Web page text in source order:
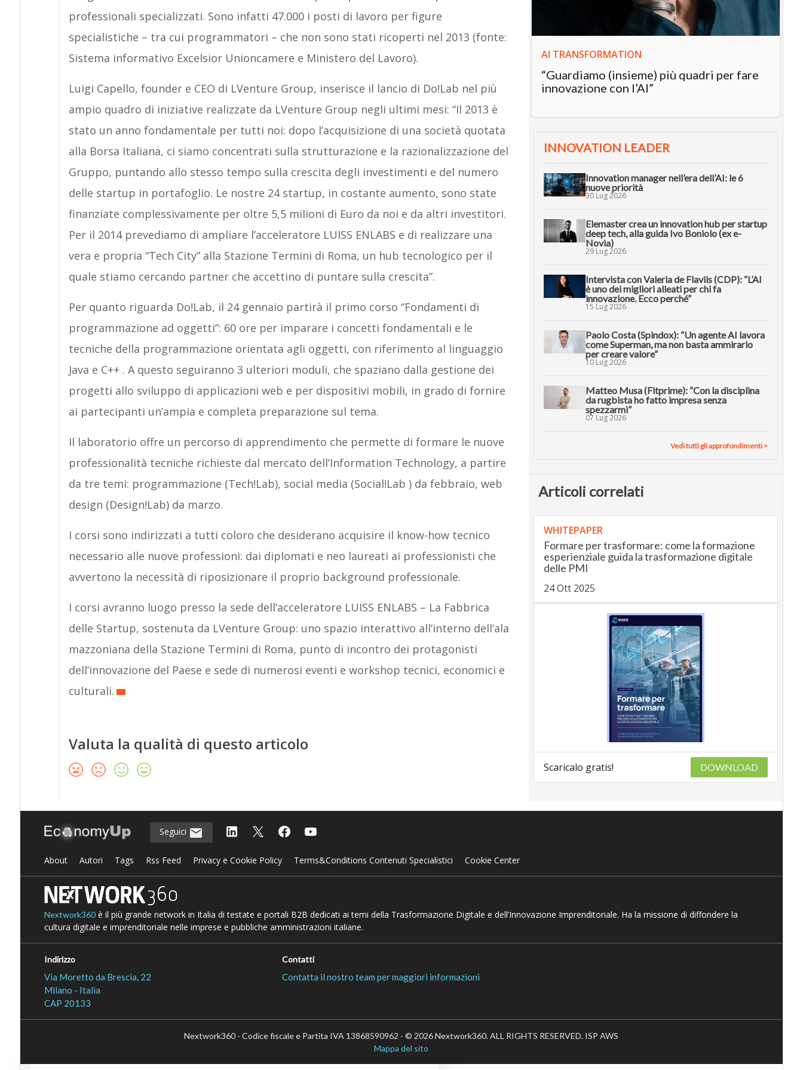
professionali specializzati. Sono infatti 47.000 i posti di lavoro per figure
specialistiche – tra cui programmatori – che non sono stati ricoperti nel 2013 (fonte:
Sistema informativo Excelsior Unioncamere e Ministero del Lavoro).
Luigi Capello, founder e CEO di LVenture Group, inserisce il lancio di Do!Lab nel più
ampio quadro di iniziative realizzate da LVenture Group negli ultimi mesi: “Il 2013 è
stato un anno fondamentale per tutti noi: dopo l’acquisizione di una società quotata
alla Borsa Italiana, ci siamo concentrati sulla strutturazione e la razionalizzazione del
Gruppo, puntando allo stesso tempo sulla crescita degli investimenti e del numero
delle startup in portafoglio. Le nostre 24 startup, in costante aumento, sono state
finanziate complessivamente per oltre 5,5 milioni di Euro da noi e da altri investitori.
Per il 2014 prevediamo di ampliare l’acceleratore LUISS ENLABS e di realizzare una
vera e propria “Tech City” alla Stazione Termini di Roma, un hub tecnologico per il
quale stiamo cercando partner che accettino di puntare sulla crescita”.
Per quanto riguarda Do!Lab, il 24 gennaio partirà il primo corso “Fondamenti di
programmazione ad oggetti”: 60 ore per imparare i concetti fondamentali e le
tecniche della programmazione orientata agli oggetti, con riferimento al linguaggio
Java e C++ . A questo seguiranno 3 ulteriori moduli, che spaziano dalla gestione dei
progetti allo sviluppo di applicazioni web e per dispositivi mobili, in grado di fornire
ai partecipanti un’ampia e completa preparazione sul tema.
Il laboratorio offre un percorso di apprendimento che permette di formare le nuove
professionalità tecniche richieste dal mercato dell’Information Technology, a partire
da tre temi: programmazione (Tech!Lab), social media (Social!Lab ) da febbraio, web
design (Design!Lab) da marzo.
I corsi sono indirizzati a tutti coloro che desiderano acquisire il know-how tecnico
necessario alle nuove professioni: dai diplomati e neo laureati ai professionisti che
avvertono la necessità di riposizionare il proprio background professionale.
I corsi avranno luogo presso la sede dell’acceleratore LUISS ENLABS – La Fabbrica
delle Startup, sostenuta da LVenture Group: uno spazio interattivo all’interno dell’ala
mazzoniana della Stazione Termini di Roma, punto di incontro dei protagonisti
dell’innovazione del Paese e sede di numerosi eventi e workshop tecnici, economici e
culturali.
Valuta la qualità di questo articolo
AI TRANSFORMATION
“Guardiamo (insieme) più quadri per fare
innovazione con l’AI”
INNOVATION LEADER
Innovation manager nell’era dell’AI: le 6
nuove priorità
30 Lug 2026
Elemaster crea un innovation hub per startup
deep tech, alla guida Ivo Boniolo (ex e-
Novia)
29 Lug 2026
Intervista con Valeria de Flaviis (CDP): “L’AI
è uno dei migliori alleati per chi fa
innovazione. Ecco perché”
15 Lug 2026
Paolo Costa (Spindox): “Un agente AI lavora
come Superman, ma non basta ammirarlo
per creare valore”
10 Lug 2026
Matteo Musa (Fitprime): “Con la disciplina
da rugbista ho fatto impresa senza
spezzarmi”
07 Lug 2026
Vedi tutti gli approfondimenti >
Articoli correlati
WHITEPAPER
Formare per trasformare: come la formazione
esperienziale guida la trasformazione digitale
delle PMI
24 Ott 2025
Scaricalo gratis! DOWNLOAD
Seguici
About Autori Tags Rss Feed Privacy e Cookie Policy Terms&Conditions Contenuti Specialistici Cookie Center
Nextwork360è il più grande network in Italia di testate e portali B2B dedicati ai temi della Trasformazione Digitale e dell’Innovazione Imprenditoriale. Ha la missione di diffondere la
cultura digitale e imprenditoriale nelle imprese e pubbliche amministrazioni italiane.
Indirizzo
Via Moretto da Brescia, 22
Milano - Italia
CAP 20133
Contatti
Contatta il nostro team per maggiori informazioni
Nextwork360 - Codice fiscale e Partita IVA 13868590962 - © 2026 Nextwork360. ALL RIGHTS RESERVED. ISP AWS
Mappa del sito